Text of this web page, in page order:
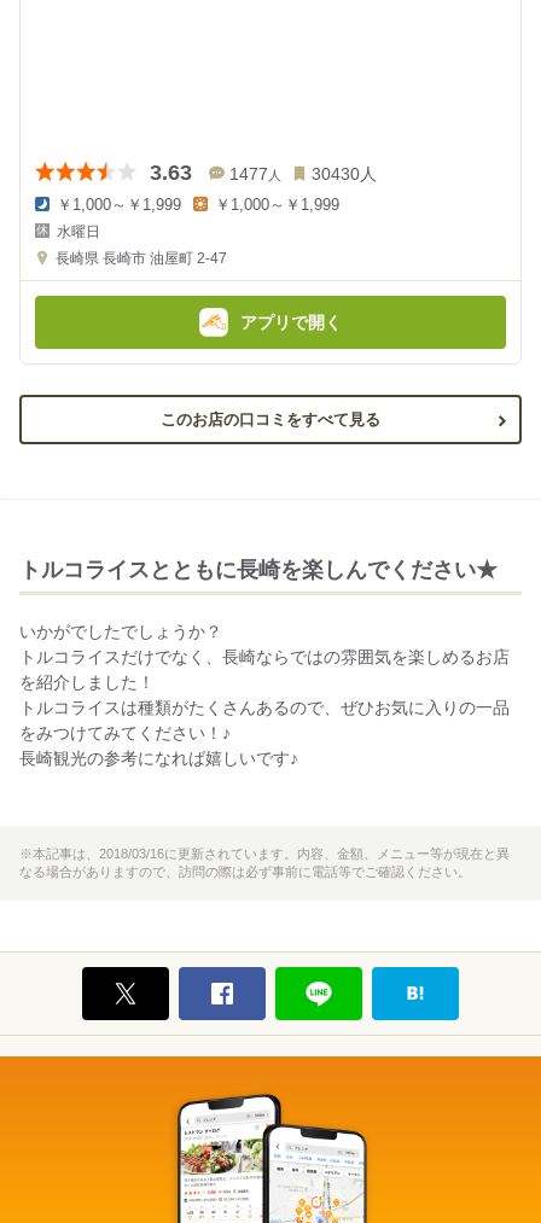
3.63 1477 人 30430人
夜
の
金
￥1,000～￥1,999
金
￥1,000～￥1,999
水曜日
長崎県 長崎市 油屋町 2-47
アプリで開く
このお店の口コミをすべて見る
トルコライスとともに長崎を楽しんでください★
いかがでしたでしょうか？
トルコライスだけでなく、長崎ならではの雰囲気を楽しめるお店
を紹介しました！
トルコライスは種類がたくさんあるので、ぜひお気に入りの一品
をみつけてみてください！♪
長崎観光の参考になれば嬉しいです♪
※本記事は、2018/03/16に更新されています。内容、金額、メニュー等が現在と異
なる場合がありますので、訪問の際は必ず事前に電話等でご確認ください。